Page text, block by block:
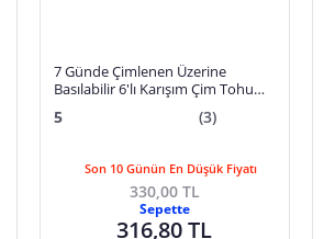
7 Günde Çimlenen Üzerine
Basılabilir 6'lı Karışım Çim Tohumu
5 (3)
Son 10 Günün En Düşük Fiyatı
330,00 TL
Sepette
316,80 TL